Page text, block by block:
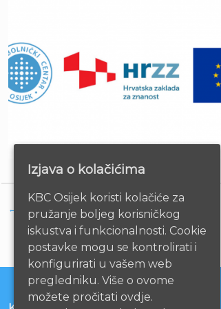
← STARIJE
Izjava o kolačićima
KBC Osijek koristi kolačiće za
pružanje boljeg korisničkog
iskustva i funkcionalnosti. Cookie
postavke mogu se kontrolirati i
konfigurirati u vašem web
pregledniku. Više o ovome
možete pročitati ovdje.